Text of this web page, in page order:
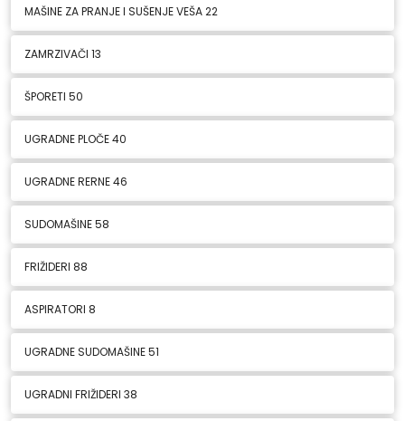
MAŠINE ZA PRANJE I SUŠENJE VEŠA22
ZAMRZIVAČI 13
ŠPORETI 50
UGRADNE PLOČE40
UGRADNE RERNE46
SUDOMAŠINE58
FRIŽIDERI 88
ASPIRATORI 8
UGRADNE SUDOMAŠINE51
UGRADNI FRIŽIDERI 38